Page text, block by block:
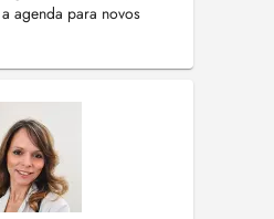
agenda para novos
de um paciente
da mesma família, para
será anulada. Em
entrar em conato.